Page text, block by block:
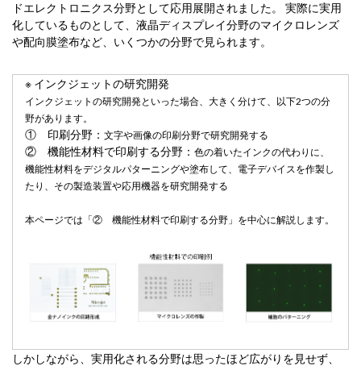
ドエレクトロニクス分野として応用展開されました。 実際に実用
化しているものとして、液晶ディスプレイ分野のマイクロレンズ
や配向膜塗布など、いくつかの分野で見られます。
※ インクジェットの研究開発
インクジェットの研究開発といった場合、大きく分けて、以下2つの分
野があります。
① 印刷分野： 文字や画像の印刷分野で研究開発する
② 機能性材料で印刷する分野： 色の着いたインクの代わりに、
機能性材料をデジタルパターニングや塗布して、電子デバイスを作製し
たり、その製造装置や応用機器を研究開発する
本ページでは「② 機能性材料で印刷する分野」を中心に解説します。
しかしながら、実用化される分野は思ったほど広がりを見せず、